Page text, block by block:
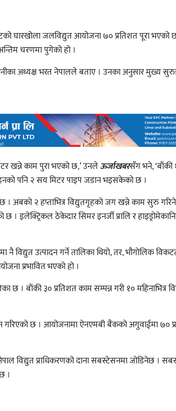
घारखोला जलविद्युत आयोजना ७० प्रतिशत पूरा भएको छ
चरणमा पुगेको हो ।
अध्यक्ष भरत नेपालले बताए । उनका अनुसार मुख्य
खन्ने काम पुरा भएको छ,’ उनलेऊर्जाखबरसँग भने,
पनि २ सय मिटर पाइप जडान भइसकेको छ ।
। अबको २ हप्ताभित्र विद्युतगृहको जग खन्ने काम सुरु
छ । इलेक्ट्रिकल ठेकेदार सिमर इनर्जी प्रालि र
विद्युत उत्पादन गर्ने तालिका थियो, तर, भौगोलिक
प्रभावित भएको हो ।
छ । बाँकी ३० प्रतिशत काम सम्पन्न गरी १० महिनाभित्र
गरिएको छ । आयोजनामा ऐनएमबी बैंकको अगुवाईमा ७०
विद्युत प्राधिकरणको दाना सबस्टेसनमा जोडिनेछ ।
।